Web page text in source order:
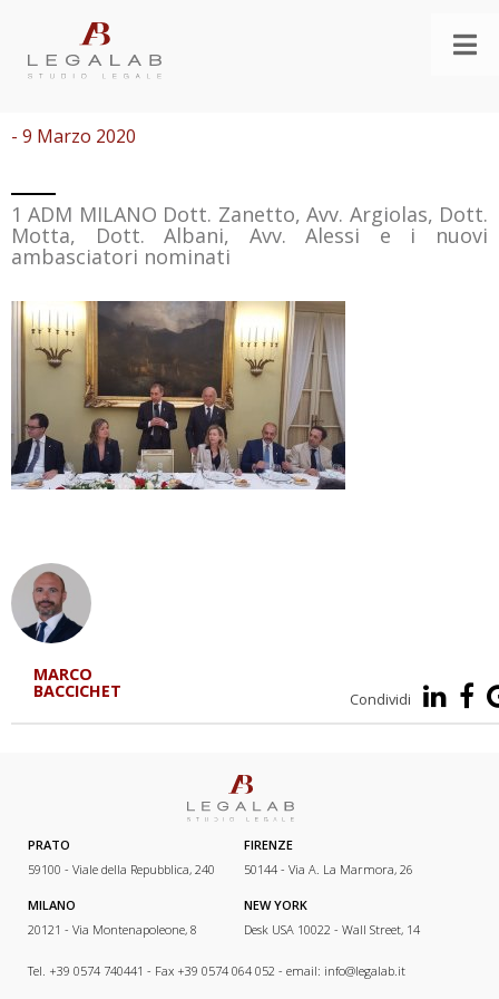
- 9 Marzo 2020
1 ADM MILANO Dott. Zanetto, Avv. Argiolas, Dott.
Motta, Dott. Albani, Avv. Alessi e i nuovi
ambasciatori nominati
MARCO
BACCICHET Condividi
PRATO
59100 - Viale della Repubblica, 240
FIRENZE
50144 - Via A. La Marmora, 26
MILANO
20121 - Via Montenapoleone, 8
NEW YORK
Desk USA 10022 - Wall Street, 14
Tel. +39 0574 740441 - Fax +39 0574 064 052 - email: info@legalab.it